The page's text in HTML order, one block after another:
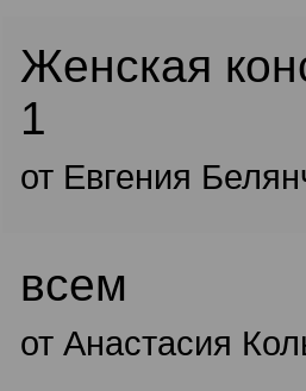
Женская
1
от Евгения
всем
от Анастасия